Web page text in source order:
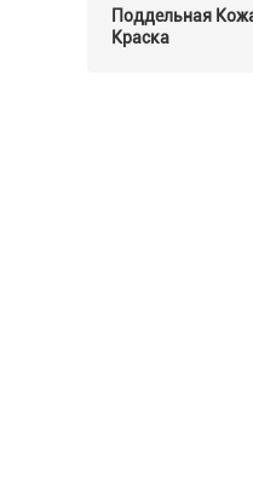
Поддельная
Краска